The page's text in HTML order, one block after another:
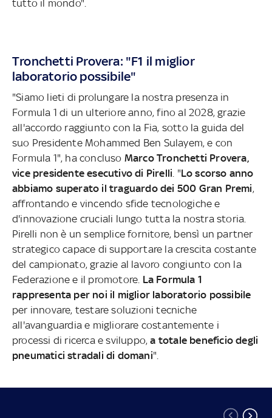
tutto il mondo".
Tronchetti Provera: "F1 il miglior
laboratorio possibile"
"Siamo lieti di prolungare la nostra presenza in
Formula 1 di un ulteriore anno, fino al 2028, grazie
all'accordo raggiunto con la Fia, sotto la guida del
suo Presidente Mohammed Ben Sulayem, e con
Formula 1", ha concluso Marco Tronchetti Provera,
vice presidente esecutivo di Pirelli . "Lo scorso anno
abbiamo superato il traguardo dei 500 Gran Premi,
affrontando e vincendo sfide tecnologiche e
d'innovazione cruciali lungo tutta la nostra storia.
Pirelli non è un semplice fornitore, bensì un partner
strategico capace di supportare la crescita costante
del campionato, grazie al lavoro congiunto con la
Federazione e il promotore. La Formula 1
rappresenta per noi il miglior laboratorio possibile
per innovare, testare soluzioni tecniche
all'avanguardia e migliorare costantemente i
processi di ricerca e sviluppo,a totale beneficio degli
pneumatici stradali di domani".